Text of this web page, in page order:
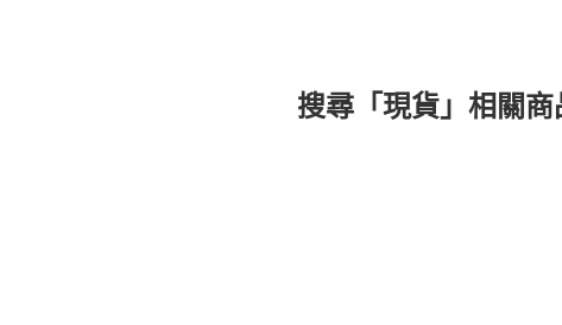
搜尋「現貨」相關商